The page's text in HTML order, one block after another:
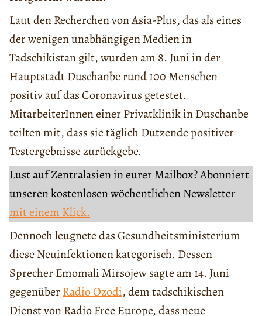
Laut den Recherchen von Asia-Plus, das als eines
der wenigen unabhängigen Medien in
Tadschikistan gilt, wurden am 8. Juni in der
Hauptstadt Duschanbe rund 100 Menschen
positiv auf das Coronavirus getestet.
MitarbeiterInnen einer Privatklinik in Duschanbe
teilten mit, dass sie täglich Dutzende positiver
Testergebnisse zurückgebe.
Lust auf Zentralasien in eurer Mailbox? Abonniert
unseren kostenlosen wöchentlichen Newsletter
mit einem Klick.
Dennoch leugnete das Gesundheitsministerium
diese Neuinfektionen kategorisch. Dessen
Sprecher Emomali Mirsojew sagte am 14. Juni
gegenüberRadio Ozodi, dem tadschikischen
Dienst von Radio Free Europe, dass neue